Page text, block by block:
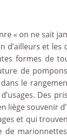
« on ne sait
d’ailleurs et
formes de
de
le
Des
liège souvenir
et qui
de